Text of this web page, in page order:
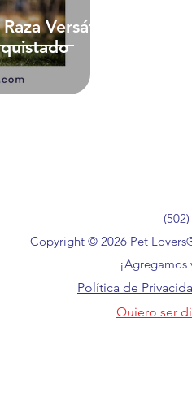
Fichas Técnicas
Versátil
Copyright © 2026 Pet
Política de
Quiero ser